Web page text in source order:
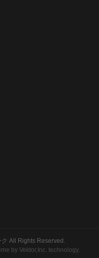
All Rights Reserved.
byVektor,Inc. technology.